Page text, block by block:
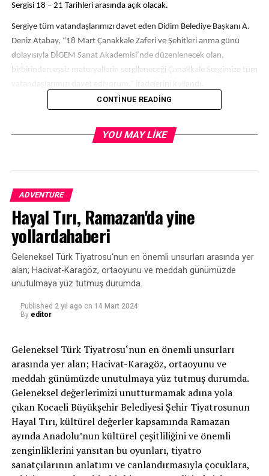
Sergisi 18 – 21 Tarihleri arasında açık olacak.
Sergiye tüm vatandaşlarımızı davet eden Didim Belediye Başkanı A.
Deniz Atabay, “18 Mart Çanakkale Zaferi ve Şehitleri anma günü
dolayısıyla DİGEM Sanat Akademisi’nde düzenlenecek olan,
birbirinden eşsiz materyallerin sergileneceği Çanakkale Sergimize tüm
Kaynak: (BYZHA) – Beyaz Haber Ajansı
Türk Resim Sanatının Öncü İsimlerinden Hoca Ali Rıza'nın
100 Yıllık Resimleri Üsküdar'da Sergileniyorhaberi
DON'T MISS
Depremzede Çocuklara Tiyatro Moralihaberi
CONTINUE READING
YOU MAY LIKE
ADVENTURE
Hayal Tırı, Ramazan'da yine
yollardahaberi
Geleneksel Türk Tiyatrosu‘nun en önemli unsurları arasında yer
alan; Hacivat-Karagöz, ortaoyunu ve meddah günümüzde
unutulmaya yüz tutmuş durumda.
Published 2 yıl ago on 14 Mart 2024
By editor
Geleneksel Türk Tiyatrosu‘nun en önemli unsurları
arasında yer alan; Hacivat-Karagöz, ortaoyunu ve
meddah günümüzde unutulmaya yüz tutmuş durumda.
Geleneksel değerlerimizi unutturmamak adına yola
çıkan Kocaeli Büyükşehir Belediyesi Şehir Tiyatrosunun
Hayal Tırı, kültürel değerler kapsamında Ramazan
ayında Anadolu’nun kültürel çeşitliliğini ve önemli
zenginliklerini yansıtan bu oyunları, tiyatro
sanatçılarının anlatımı ve canlandırmasıyla çocuklara,